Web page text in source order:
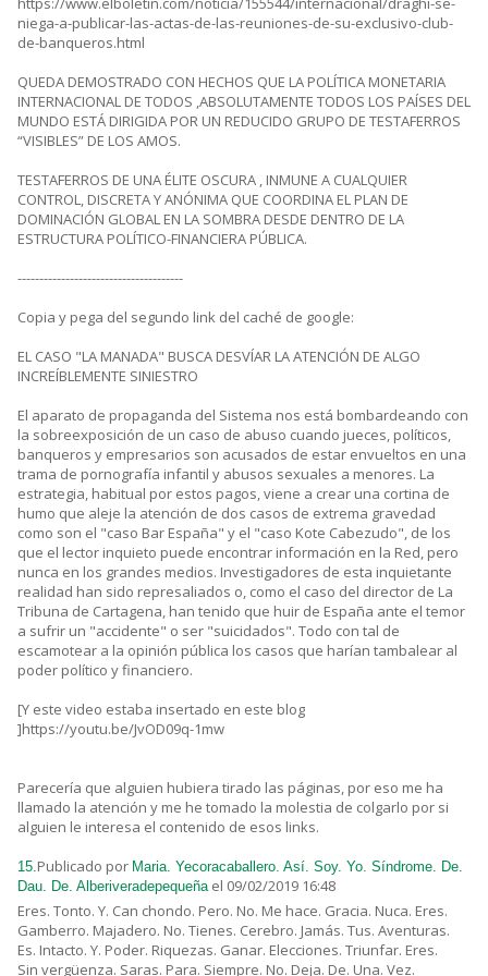
niega-a-publicar-las-actas-de-las-reuniones-de-su-exclusivo-club-
de-banqueros.html
QUEDA DEMOSTRADO CON HECHOS QUE LA POLÍTICA MONETARIA
INTERNACIONAL DE TODOS ,ABSOLUTAMENTE TODOS LOS PAÍSES DEL
MUNDO ESTÁ DIRIGIDA POR UN REDUCIDO GRUPO DE TESTAFERROS
“VISIBLES” DE LOS AMOS.
TESTAFERROS DE UNA ÉLITE OSCURA , INMUNE A CUALQUIER
CONTROL, DISCRETA Y ANÓNIMA QUE COORDINA EL PLAN DE
DOMINACIÓN GLOBAL EN LA SOMBRA DESDE DENTRO DE LA
ESTRUCTURA POLÍTICO-FINANCIERA PÚBLICA.
--------------------------------------
Copia y pega del segundo link del caché de google:
EL CASO "LA MANADA" BUSCA DESVÍAR LA ATENCIÓN DE ALGO
INCREÍBLEMENTE SINIESTRO
El aparato de propaganda del Sistema nos está bombardeando con
la sobreexposición de un caso de abuso cuando jueces, políticos,
banqueros y empresarios son acusados de estar envueltos en una
trama de pornografía infantil y abusos sexuales a menores. La
estrategia, habitual por estos pagos, viene a crear una cortina de
humo que aleje la atención de dos casos de extrema gravedad
como son el "caso Bar España" y el "caso Kote Cabezudo", de los
que el lector inquieto puede encontrar información en la Red, pero
nunca en los grandes medios. Investigadores de esta inquietante
realidad han sido represaliados o, como el caso del director de La
Tribuna de Cartagena, han tenido que huir de España ante el temor
a sufrir un "accidente" o ser "suicidados". Todo con tal de
escamotear a la opinión pública los casos que harían tambalear al
poder político y financiero.
[Y este video estaba insertado en este blog
]https://youtu.be/JvOD09q-1mw
Parecería que alguien hubiera tirado las páginas, por eso me ha
llamado la atención y me he tomado la molestia de colgarlo por si
alguien le interesa el contenido de esos links.
15.Publicado por Maria. Yecoracaballero. Así. Soy. Yo. Síndrome. De.
Dau. De. Alberiveradepequeña el 09/02/2019 16:48
Eres. Tonto. Y. Can chondo. Pero. No. Me hace. Gracia. Nuca. Eres.
Gamberro. Majadero. No. Tienes. Cerebro. Jamás. Tus. Aventuras.
Es. Intacto. Y. Poder. Riquezas. Ganar. Elecciones. Triunfar. Eres.
Sin vergüenza. Saras. Para. Siempre. No. Deja. De. Una. Vez.